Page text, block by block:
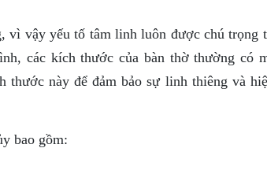
vì vậy yếu tố tâm linh luôn được chú trọng
các kích thước của bàn thờ thường có
thước này để đảm bảo sự linh thiêng và
bao gồm: